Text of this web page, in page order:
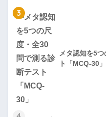
3
メタ認知を5
ト「MCQ-30」